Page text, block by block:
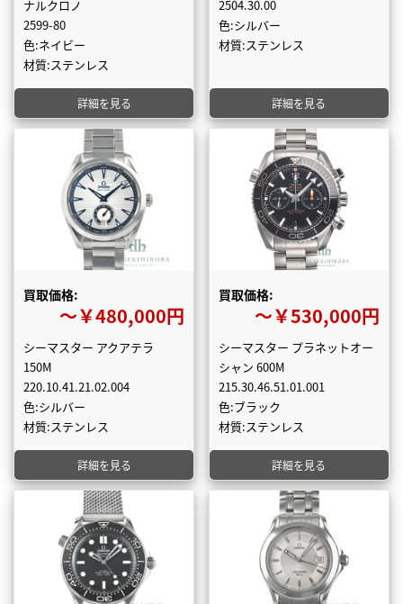
ナルクロノ
2599-80
色:ネイビー
材質:ステンレス
詳細を見る
2504.30.00
色:シルバー
材質:ステンレス
詳細を見る
買取価格:
〜￥480,000円
シーマスター アクアテラ
150M
220.10.41.21.02.004
色:シルバー
材質:ステンレス
詳細を見る
買取価格:
〜￥530,000円
シーマスター プラネットオー
シャン 600M
215.30.46.51.01.001
色:ブラック
材質:ステンレス
詳細を見る